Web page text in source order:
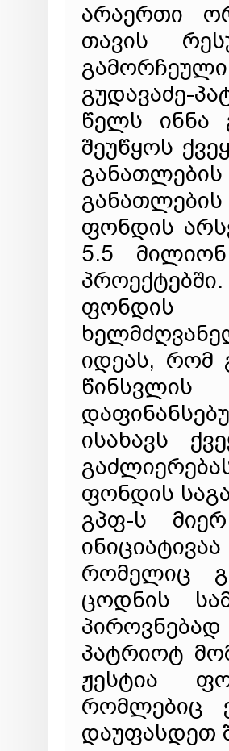
არაერთი
თავის
გუდავაძე-
წელს ინნა
შეუწყოს
ფონდის
5.5
პროექტებში.
ფონდის
იდეას, რომ
ისახავს
ფონდის
გპფ-ს
რომელიც
ცოდნის
პატრიოტ
ჟესტია
რომლებიც
დაუფასდეთ